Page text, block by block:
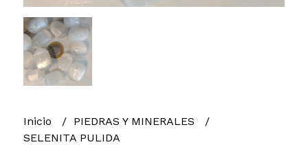
Inicio
PIEDRAS Y MINERALES
SELENITA PULIDA